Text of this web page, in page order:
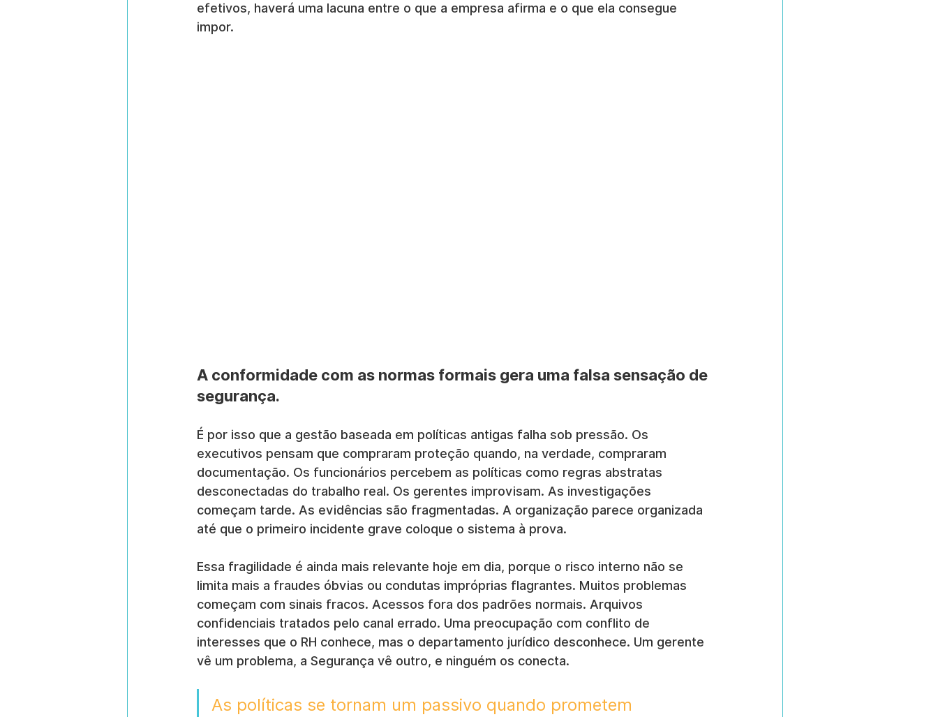
efetivos, haverá uma lacuna entre o que a empresa afirma e o que ela consegue
impor.
A conformidade com as normas formais gera uma falsa sensação de
segurança.
É por isso que a gestão baseada em políticas antigas falha sob pressão. Os
executivos pensam que compraram proteção quando, na verdade, compraram
documentação. Os funcionários percebem as políticas como regras abstratas
desconectadas do trabalho real. Os gerentes improvisam. As investigações
começam tarde. As evidências são fragmentadas. A organização parece organizada
até que o primeiro incidente grave coloque o sistema à prova.
Essa fragilidade é ainda mais relevante hoje em dia, porque o risco interno não se
limita mais a fraudes óbvias ou condutas impróprias flagrantes. Muitos problemas
começam com sinais fracos. Acessos fora dos padrões normais. Arquivos
confidenciais tratados pelo canal errado. Uma preocupação com conflito de
interesses que o RH conhece, mas o departamento jurídico desconhece. Um gerente
vê um problema, a Segurança vê outro, e ninguém os conecta.
As políticas se tornam um passivo quando prometem